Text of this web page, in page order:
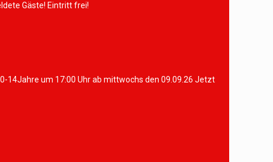
Gäste! Eintritt frei!
14Jahre um 17:00 Uhr ab mittwochs den 09.09.26 Jetzt